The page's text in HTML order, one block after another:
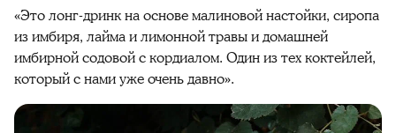
«Это лонг-дринк на основе малиновой настойки, сиропа
из имбиря, лайма и лимонной травы и домашней
имбирной содовой с кордиалом. Один из тех коктейлей,
который с нами уже очень давно».